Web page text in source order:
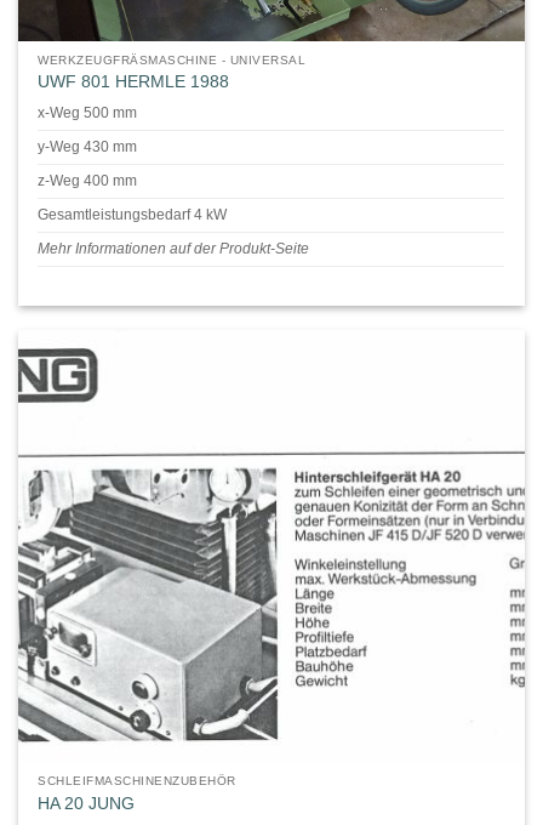
WERKZEUGFRÄSMASCHINE - UNIVERSAL
UWF 801 HERMLE 1988
x-Weg 500 mm
y-Weg 430 mm
z-Weg 400 mm
Gesamtleistungsbedarf 4 kW
Mehr Informationen auf der Produkt-Seite
SCHLEIFMASCHINENZUBEHÖR
HA 20 JUNG